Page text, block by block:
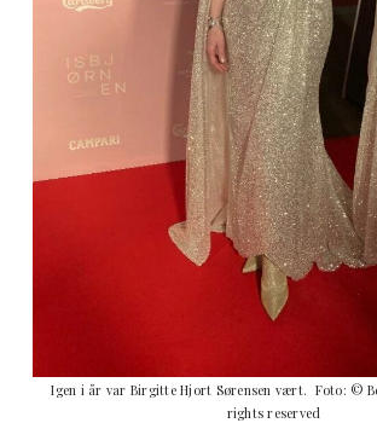
Igen i år var Birgitte Hjort Sørensen vært. Foto: ©
rights reserved